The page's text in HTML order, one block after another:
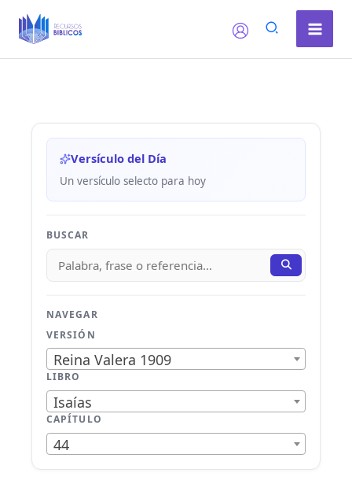
Versículo del Día
Un versículo selecto para hoy
BUSCAR
NAVEGAR
VERSIÓN
Reina Valera 1909
LIBRO
Isaías
CAPÍTULO
44